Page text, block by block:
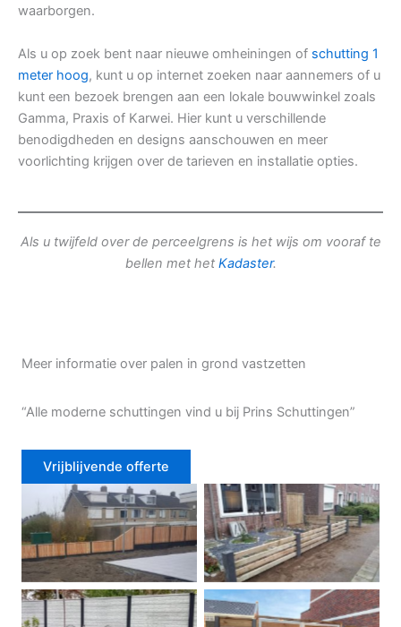
waarborgen.
Als u op zoek bent naar nieuwe omheiningen of schutting 1
meter hoog, kunt u op internet zoeken naar aannemers of u
kunt een bezoek brengen aan een lokale bouwwinkel zoals
Gamma, Praxis of Karwei. Hier kunt u verschillende
benodigdheden en designs aanschouwen en meer
voorlichting krijgen over de tarieven en installatie opties.
Als u twijfeld over de perceelgrens is het wijs om vooraf te
bellen met het Kadaster.
Meer informatie over palen in grond vastzetten
“Alle moderne schuttingen vind u bij Prins Schuttingen”
Vrijblijvende offerte
Douglas schutting Tuinhek voortuin